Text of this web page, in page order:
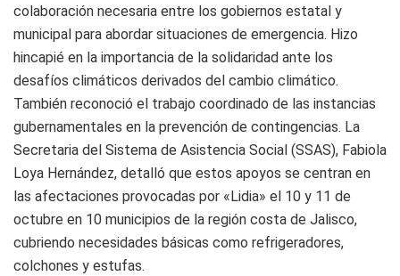
colaboración necesaria entre los gobiernos estatal y
municipal para abordar situaciones de emergencia. Hizo
hincapié en la importancia de la solidaridad ante los
desafíos climáticos derivados del cambio climático.
También reconoció el trabajo coordinado de las instancias
gubernamentales en la prevención de contingencias. La
Secretaria del Sistema de Asistencia Social (SSAS), Fabiola
Loya Hernández, detalló que estos apoyos se centran en
las afectaciones provocadas por «Lidia» el 10 y 11 de
octubre en 10 municipios de la región costa de Jalisco,
cubriendo necesidades básicas como refrigeradores,
colchones y estufas.